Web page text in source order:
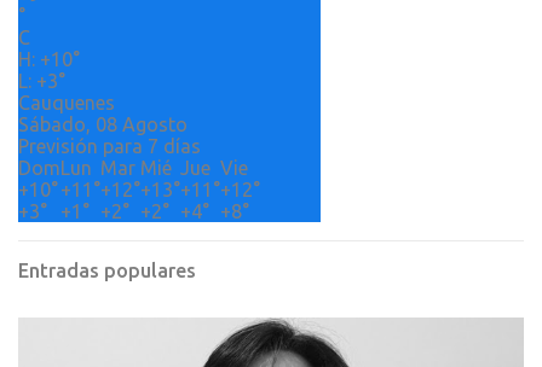
s
°
C
H: +10°
L: +3°
Cauquenes
Sábado, 08 Agosto
Previsión para 7 días
DomLun Mar Mié Jue Vie
+10°+11°+12°+13°+11°+12°
+3° +1° +2° +2° +4° +8°
Entradas populares